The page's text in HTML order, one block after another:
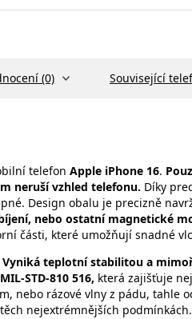
(0) Související
telefon Apple iPhone 16.
neruší vzhled telefonu. Díky
Design obalu je precizně
nebo ostatní magnetické
části, které umožňují snadné
teplotní stabilitou a
STD-810 516, která zajišťuje
nebo rázové vlny z pádu, tahle
nejextrémnějších podmínkách.